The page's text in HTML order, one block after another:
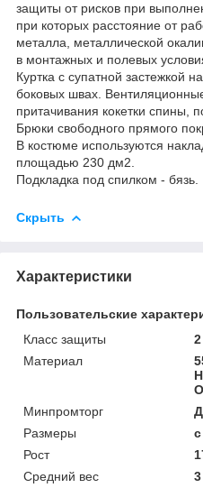
защиты от рисков при
при которых расстояние от
металла, металлической
в монтажных и полевых
Куртка с супатной застежкой
боковых швах.
притачивания кокетки спины,
Брюки свободного прямого
В костюме используются
площадью 230 дм2.
Подкладка под спилком - бязь.
Скрыть
Характеристики
Пользовательские
Класс защиты
2
Материал
Минпромторг
Размеры
Рост
Средний вес
3